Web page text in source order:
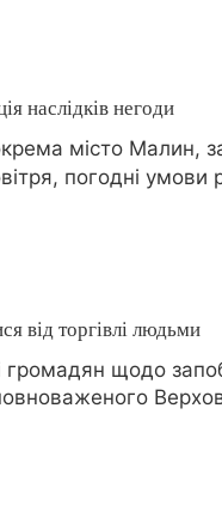
наслідків негоди
місто Малин,
погодні умови
від торгівлі людьми
щодо